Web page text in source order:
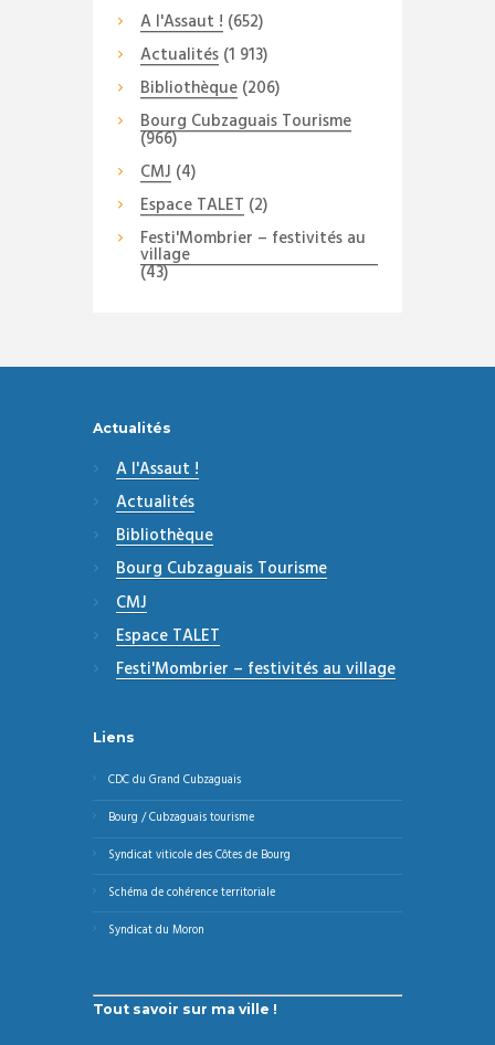
A l'Assaut ! (652)
Actualités(1 913)
Bibliothèque(206)
Bourg Cubzaguais Tourisme
(966)
CMJ (4)
Espace TALET (2)
Festi'Mombrier – festivités au
village
(43)
Actualités
A l'Assaut !
Actualités
Bibliothèque
Bourg Cubzaguais Tourisme
CMJ
Espace TALET
Festi'Mombrier – festivités au village
Liens
CDC du Grand Cubzaguais
Bourg / Cubzaguais tourisme
Syndicat viticole des Côtes de Bourg
Schéma de cohérence territoriale
Syndicat du Moron
Tout savoir sur ma ville !